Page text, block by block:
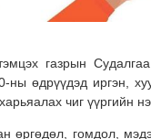
газрын
ны өдрүүдэд иргэн,
чиг үүргийн
өргөдөл, гомдол,